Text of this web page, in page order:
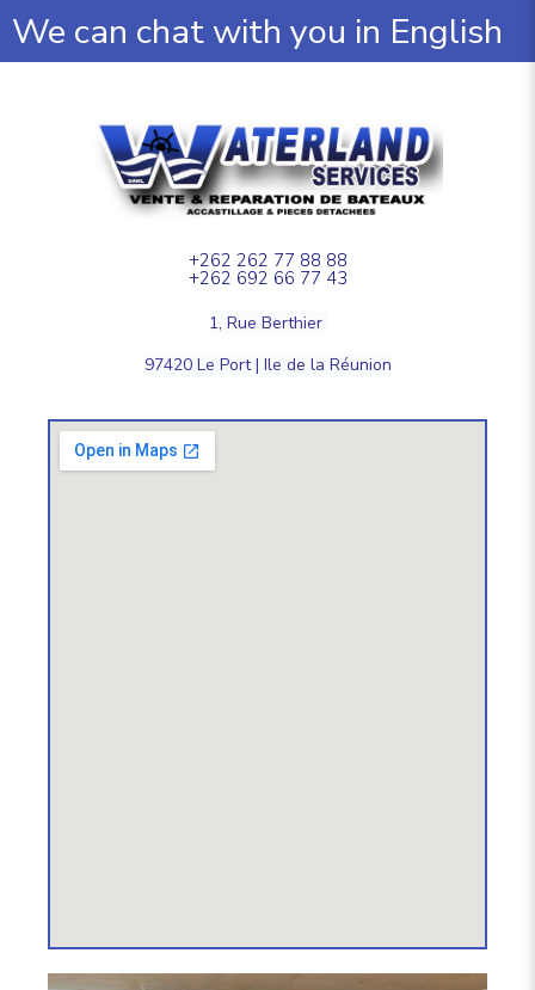
We can chat with you in English
+262 262 77 88 88
+262 692 66 77 43
1, Rue Berthier
97420 Le Port | Ile de la Réunion